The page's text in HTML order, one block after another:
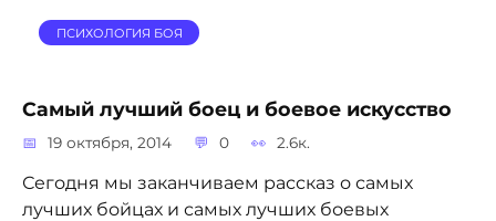
ПСИХОЛОГИЯ БОЯ
Самый лучший боец и боевое искусство
19 октября, 2014 0 2.6к.
Сегодня мы заканчиваем рассказ о самых
лучших бойцах и самых лучших боевых